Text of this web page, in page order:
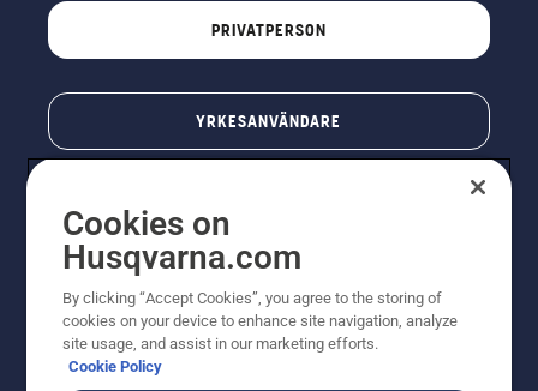
PRIVATPERSON
YRKESANVÄNDARE
© Husqvarna AB (publ). All rights reserved. Priserna
Cookies on
Husqvarna.com
By clicking “Accept Cookies”, you agree to the storing of
cookies on your device to enhance site navigation, analyze
site usage, and assist in our marketing efforts.
Cookie Policy